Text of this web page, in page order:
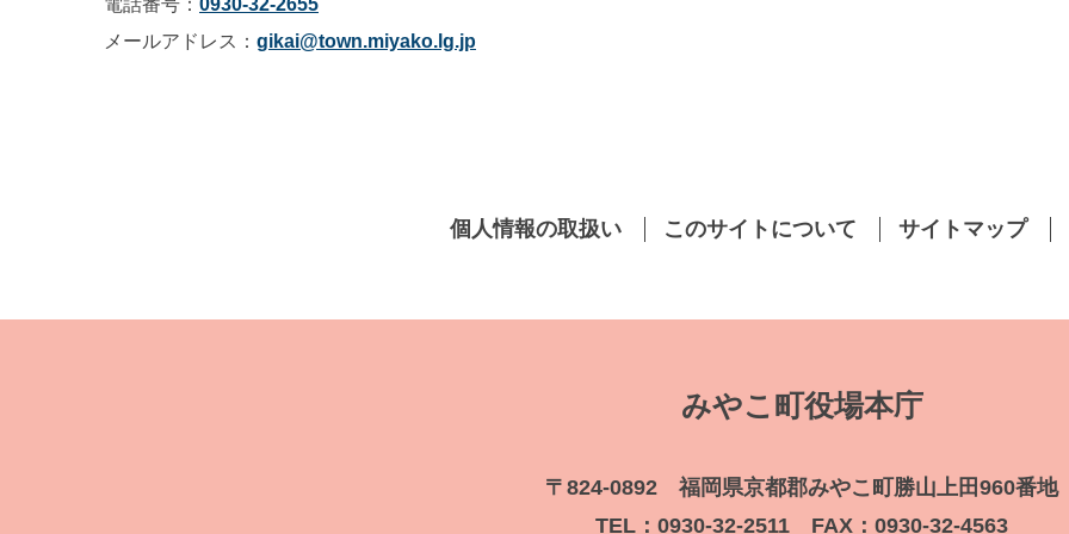
電話番号： 0930-32-2655
メールアドレス： gikai@town.miyako.lg.jp
個人情報の取扱い このサイトについて サイトマップ
みやこ町役場本庁
〒824-0892 福岡県京都郡みやこ町勝山上田960番地
TEL：0930-32-2511 FAX：0930-32-4563